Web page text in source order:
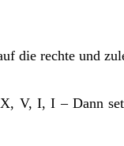
die rechte und
V, I, I – Dann